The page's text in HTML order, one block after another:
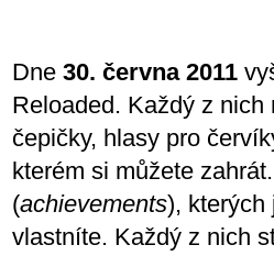
Dne 30. června 2011
Reloaded. Každý z
čepičky, hlasy pro
kterém si můžete
(achievements), kterých
vlastníte. Každý z nich